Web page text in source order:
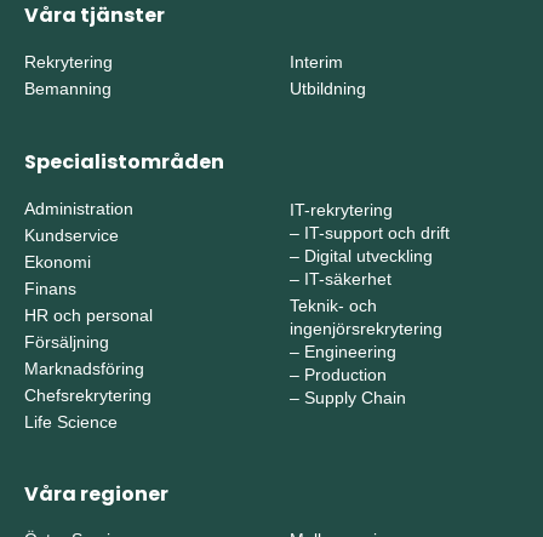
Våra tjänster
Rekrytering
Bemanning
Interim
Utbildning
Specialistområden
Administration
Kundservice
Ekonomi
Finans
HR och personal
Försäljning
Marknadsföring
Chefsrekrytering
Life Science
IT-rekrytering
– IT-support och drift
– Digital utveckling
– IT-säkerhet
Teknik- och
ingenjörsrekrytering
– Engineering
– Production
– Supply Chain
Våra regioner